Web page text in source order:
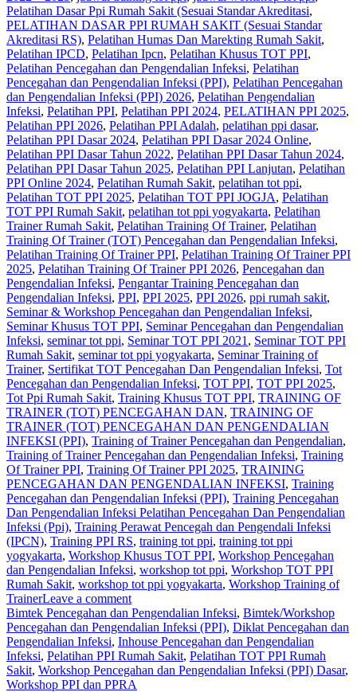
Pelatihan Dasar Ppi Rumah Sakit (Sesuai Standar Akreditasi,
PELATIHAN DASAR PPI RUMAH SAKIT (Sesuai Standar
Akreditasi RS), Pelatihan Humas Dan Marekting Rumah Sakit,
Pelatihan IPCD, Pelatihan Ipcn, Pelatihan Khusus TOT PPI,
Pelatihan Pencegahan dan Pengendalian Infeksi, Pelatihan
Pencegahan dan Pengendalian Infeksi (PPI), Pelatihan Pencegahan
dan Pengendalian Infeksi (PPI) 2026, Pelatihan Pengendalian
Infeksi, Pelatihan PPI, Pelatihan PPI 2024, PELATIHAN PPI 2025,
Pelatihan PPI 2026, Pelatihan PPI Adalah, pelatihan ppi dasar,
Pelatihan PPI Dasar 2024, Pelatihan PPI Dasar 2024 Online,
Pelatihan PPI Dasar Tahun 2022, Pelatihan PPI Dasar Tahun 2024,
Pelatihan PPI Dasar Tahun 2025, Pelatihan PPI Lanjutan, Pelatihan
PPI Online 2024, Pelatihan Rumah Sakit, pelatihan tot ppi,
Pelatihan TOT PPI 2025, Pelatihan TOT PPI JOGJA, Pelatihan
TOT PPI Rumah Sakit, pelatihan tot ppi yogyakarta, Pelatihan
Trainer Rumah Sakit, Pelatihan Training Of Trainer, Pelatihan
Training Of Trainer (TOT) Pencegahan dan Pengendalian Infeksi,
Pelatihan Training Of Trainer PPI, Pelatihan Training Of Trainer PPI
2025, Pelatihan Training Of Trainer PPI 2026, Pencegahan dan
Pengendalian Infeksi, Pengantar Training Pencegahan dan
Pengendalian Infeksi‎, PPI, PPI 2025, PPI 2026, ppi rumah sakit,
Seminar & Workshop Pencegahan dan Pengendalian Infeksi,
Seminar Khusus TOT PPI, Seminar Pencegahan dan Pengendalian
Infeksi, seminar tot ppi, Seminar TOT PPI 2021 , Seminar TOT PPI
Rumah Sakit, seminar tot ppi yogyakarta, Seminar Training of
Trainer, Sertifikat TOT Pencegahan Dan Pengendalian Infeksi, Tot
Pencegahan dan Pengendalian Infeksi, TOT PPI, TOT PPI 2025,
Tot Ppi Rumah Sakit, Training Khusus TOT PPI, TRAINING OF
TRAINER (TOT) PENCEGAHAN DAN, TRAINING OF
TRAINER (TOT) PENCEGAHAN DAN PENGENDALIAN
INFEKSI (PPI), Training of Trainer Pencegahan dan Pengendalian,
Training of Trainer Pencegahan dan Pengendalian Infeksi, Training
Of Trainer PPI, Training Of Trainer PPI 2025, TRAINING
PENCEGAHAN DAN PENGENDALIAN INFEKSI, Training
Pencegahan dan Pengendalian Infeksi (PPI), Training Pencegahan
Dan Pengendalian Infeksi Pelatihan Pencegahan Dan Pengendalian
Infeksi (Ppi), Training Perawat Pencegah dan Pengendali Infeksi
(IPCN), Training PPI RS, training tot ppi, training tot ppi
yogyakarta, Workshop Khusus TOT PPI, Workshop Pencegahan
dan Pengendalian Infeksi, workshop tot ppi, Workshop TOT PPI
Rumah Sakit, workshop tot ppi yogyakarta, Workshop Training of
TrainerLeave a comment
Bimtek Pencegahan dan Pengendalian Infeksi, Bimtek/Workshop
Pencegahan dan Pengendalian Infeksi (PPI), Diklat Pencegahan dan
Pengendalian Infeksi, Inhouse Pencegahan dan Pengendalian
Infeksi, Pelatihan PPI Rumah Sakit, Pelatihan TOT PPI Rumah
Sakit, Workshop Pencegahan dan Pengendalian Infeksi (PPI) Dasar,
Workshop PPI dan PPRA